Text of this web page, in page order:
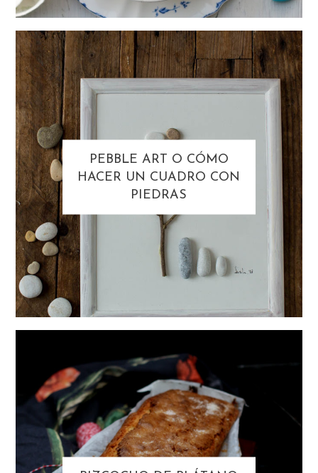
PEBBLE ART O CÓMO
HACER UN CUADRO CON
PIEDRAS